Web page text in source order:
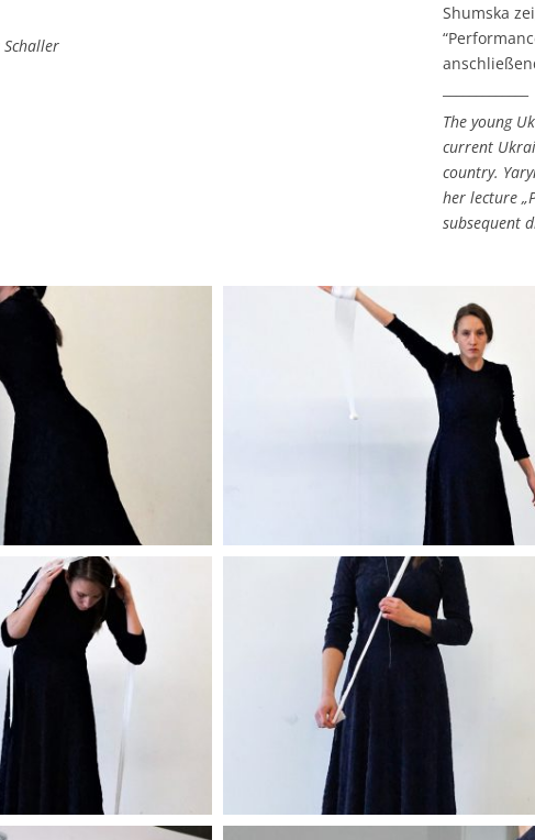
Shumska
The young
current
country.
her lecture
subsequent